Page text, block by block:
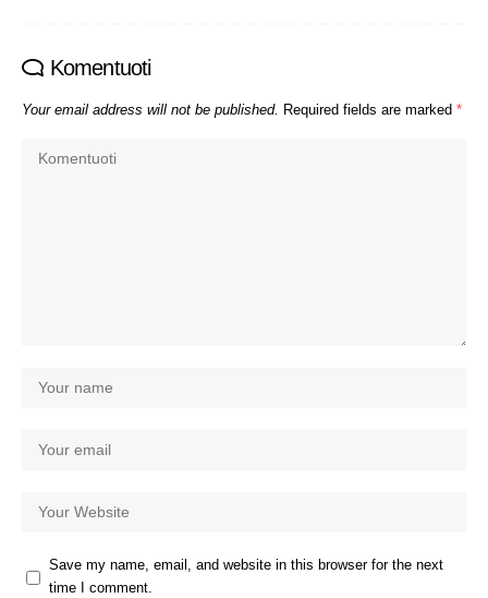
Komentuoti
Your email address will not be published. Required fields are marked *
Save my name, email, and website in this browser for the next
time I comment.